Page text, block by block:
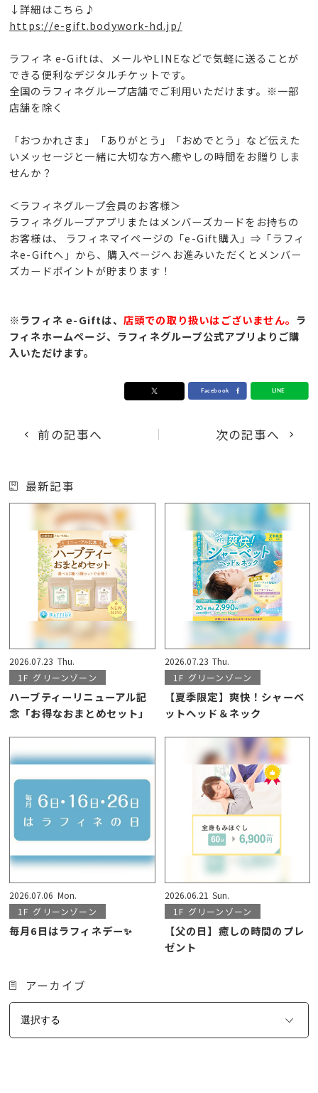
↓詳細はこちら♪
https://e-gift.bodywork-hd.jp/
ラフィネ e-Giftは、メールやLINEなどで気軽に送ることが
できる便利なデジタルチケットです。
全国のラフィネグループ店舗でご利用いただけます。※一部
店舗を除く
「おつかれさま」「ありがとう」「おめでとう」など伝えた
いメッセージと一緒に大切な方へ癒やしの時間をお贈りしま
せんか？
＜ラフィネグループ会員のお客様＞
ラフィネグループアプリまたはメンバーズカードをお持ちの
お客様は、 ラフィネマイページの「e-Gift購入」⇒「ラフィ
ネe-Giftへ」から、購入ページへお進みいただくとメンバー
ズカードポイントが貯まります！
※ラフィネ e-Giftは、 店頭での取り扱いはございません。 ラ
フィネホームページ、ラフィネグループ公式アプリよりご購
入いただけます。
前の記事へ 次の記事へ
最新記事
2026.07.23 Thu.
1F グリーンゾーン
ハーブティーリニューアル記
念「お得なおまとめセット」
2026.07.23 Thu.
1F グリーンゾーン
【夏季限定】爽快！シャーベ
ットヘッド＆ネック
2026.07.06 Mon.
1F グリーンゾーン
毎月6日はラフィネデー✨
2026.06.21 Sun.
1F グリーンゾーン
【父の日】癒しの時間のプレ
ゼント
アーカイブ